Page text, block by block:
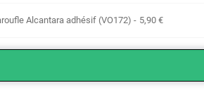
Alcantara adhésif (VO172) - 5,90 €